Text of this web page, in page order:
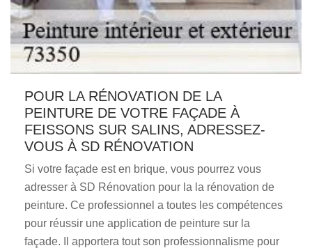
POUR LA RÉNOVATION DE LA
PEINTURE DE VOTRE FAÇADE À
FEISSONS SUR SALINS, ADRESSEZ-
VOUS À SD RÉNOVATION
Si votre façade est en brique, vous pourrez vous
adresser à SD Rénovation pour la la rénovation de
peinture. Ce professionnel a toutes les compétences
pour réussir une application de peinture sur la
façade. Il apportera tout son professionnalisme pour